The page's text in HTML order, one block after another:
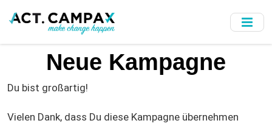
to
Neue Kampagne
Du bist großartig!
Vielen Dank, dass Du diese Kampagne übernehmen